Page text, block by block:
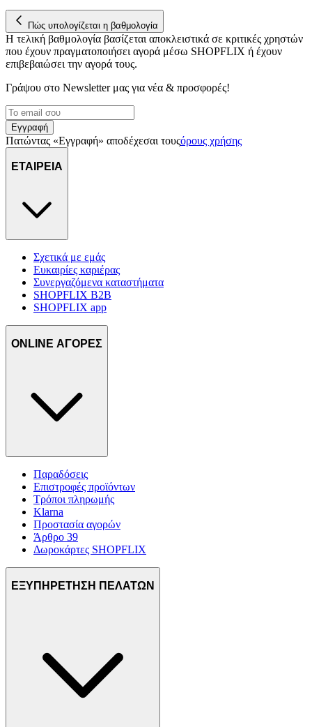
διαφημίσεων και περιεχομένου, τις μετρήσεις σχετικά με
διαφημίσεις και περιεχόμενο, την καλύτερη εικόνα του κοινού
μας και την ανάπτυξη προϊόντων. Επίσης, κοινοποιούμε
πληροφορίες σχετικά με την από μέρους σας χρήση της
δικτύωσης, διαφημίσεων και ανάλυσης.
Πώς υπολογίζεται η βαθμολογία
Η τελική βαθμολογία βασίζεται αποκλειστικά σε κριτικές χρηστών
που έχουν πραγματοποιήσει αγορά μέσω SHOPFLIX ή έχουν
επιβεβαιώσει την αγορά τους.
Γράψου στο Νewsletter μας για νέα & προσφορές!
Εγγραφή
Πατώντας «Εγγραφή» αποδέχεσαι τουςόρους χρήσης
ΕΤΑΙΡΕΙΑ
Σχετικά με εμάς
Ευκαιρίες καριέρας
Συνεργαζόμενα καταστήματα
SHOPFLIX B2B
SHOPFLIX app
ONLINE ΑΓΟΡΕΣ
Παραδόσεις
Επιστροφές προϊόντων
Τρόποι πληρωμής
Klarna
Προστασία αγορών
Άρθρο 39
Δωροκάρτες SHOPFLIX
ΕΞΥΠΗΡΕΤΗΣΗ ΠΕΛΑΤΩΝ